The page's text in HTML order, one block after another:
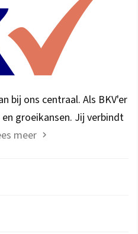
bij ons centraal. Als BKV'er
groeikansen. Jij verbindt
meer